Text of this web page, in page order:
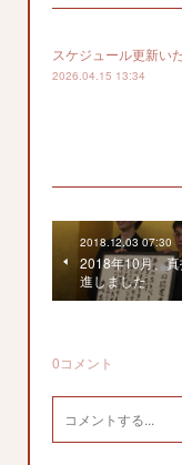
スケジュール更新い
2026.04.15 13:34
2018.12.03 07:30
2018年10月、
進しました
0コメント